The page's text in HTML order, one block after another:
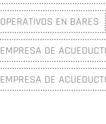
OPERATIVOS EN BARES
EMPRESA DE
EMPRESA DE